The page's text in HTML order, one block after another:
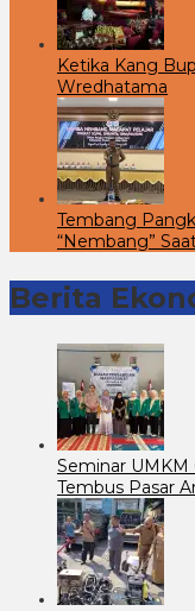
Ketika Kang
Wredhatama
Tembang
“Nembang”
Berita
Seminar UMKM
Tembus Pasar